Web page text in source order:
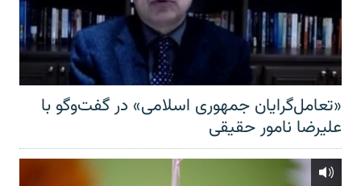
«تعامل‌گرایان جمهوری اسلامی» در گفت‌وگو با
علیرضا نامور حقیقی